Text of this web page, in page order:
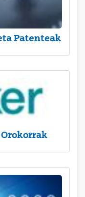
Patenteak